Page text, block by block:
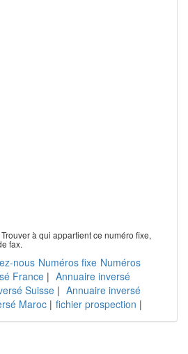
à qui appartient ce numéro fixe,
fax.
nous Numéros fixe Numéros
France | Annuaire inversé
Suisse | Annuaire inversé
Maroc | fichier prospection |